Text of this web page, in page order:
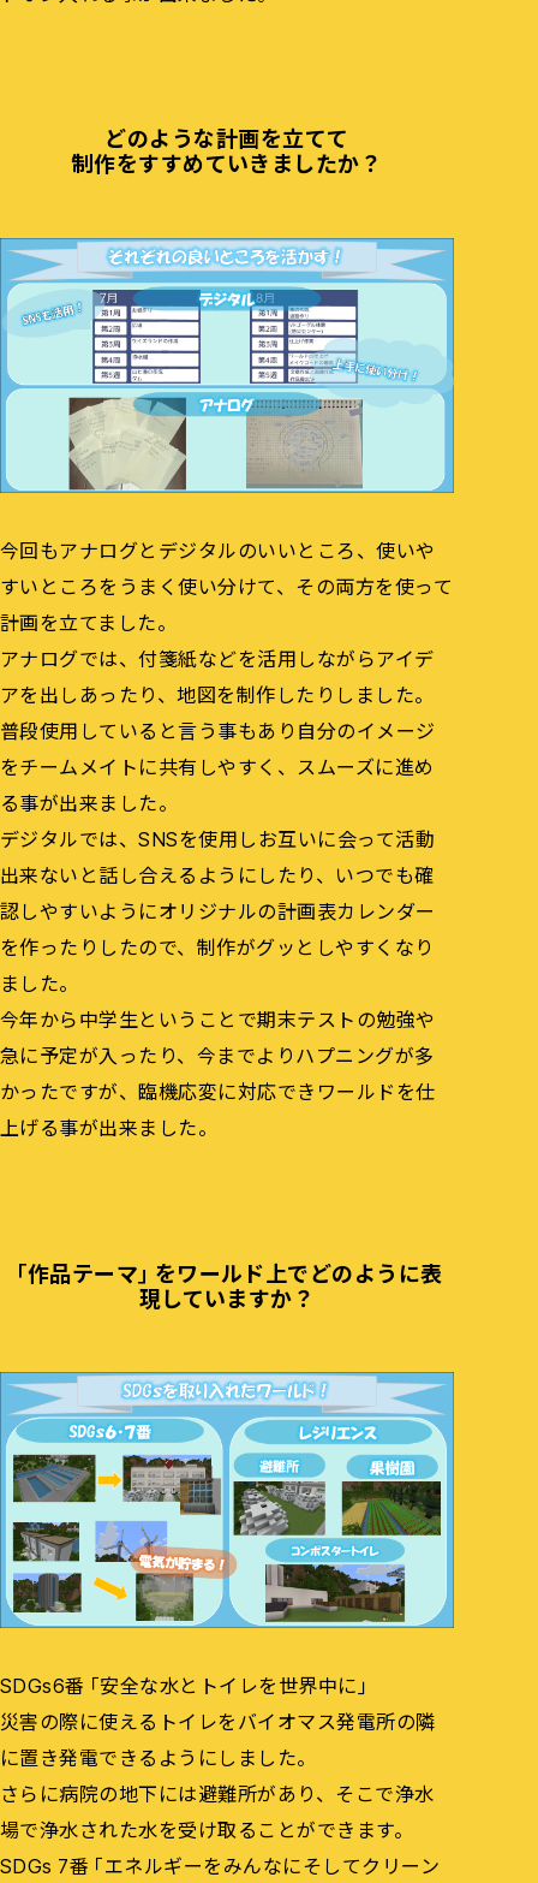
どのような計画を立てて
制作をすすめていきましたか？
今回もアナログとデジタルのいいところ、使いや
すいところをうまく使い分けて、その両方を使って
計画を立てました。
アナログでは、付箋紙などを活用しながらアイデ
アを出しあったり、地図を制作したりしました。
普段使用していると言う事もあり自分のイメージ
をチームメイトに共有しやすく、スムーズに進め
る事が出来ました。
デジタルでは、SNSを使用しお互いに会って活動
出来ないと話し合えるようにしたり、いつでも確
認しやすいようにオリジナルの計画表カレンダー
を作ったりしたので、制作がグッとしやすくなり
ました。
今年から中学生ということで期末テストの勉強や
急に予定が入ったり、今までよりハプニングが多
かったですが、臨機応変に対応できワールドを仕
上げる事が出来ました。
「作品テーマ」をワールド上でどのように表
現していますか？
SDGs6番「安全な水とトイレを世界中に」
災害の際に使えるトイレをバイオマス発電所の隣
に置き発電できるようにしました。
さらに病院の地下には避難所があり、そこで浄水
場で浄水された水を受け取ることができます。
SDGs 7番「エネルギーをみんなにそしてクリーン